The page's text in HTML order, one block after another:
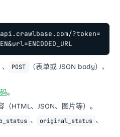
?token=
POST （表单或 JSON body）、
。
HTML、JSON、图片等）。
、 original_status 、